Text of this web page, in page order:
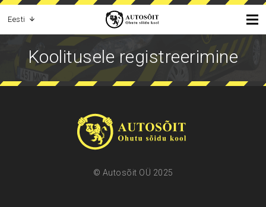
Eesti
Koolitusele registreerimine
© Autosõit OÜ 2025